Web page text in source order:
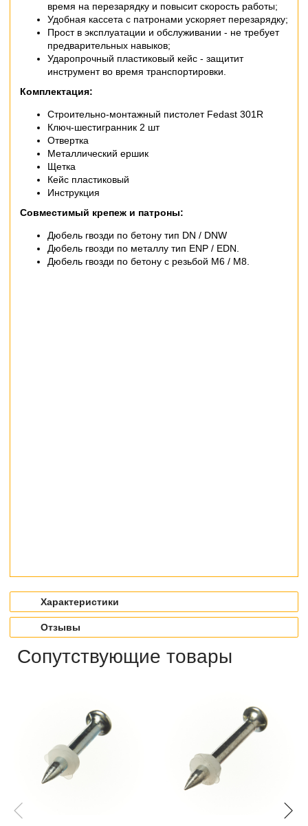
время на перезарядку и повысит скорость работы;
Удобная кассета с патронами ускоряет перезарядку;
Прост в эксплуатации и обслуживании - не требует
предварительных навыков;
Ударопрочный пластиковый кейс - защитит
инструмент во время транспортировки.
Комплектация:
Строительно-монтажный пистолет Fedast 301R
Ключ-шестигранник 2 шт
Отвертка
Металлический ершик
Щетка
Кейс пластиковый
Инструкция
Совместимый крепеж и патроны:
Дюбель гвозди по бетону тип DN / DNW
Дюбель гвозди по металлу тип ENP / EDN.
Дюбель гвозди по бетону с резьбой М6 / М8.
Характеристики
Отзывы
Сопутствующие товары